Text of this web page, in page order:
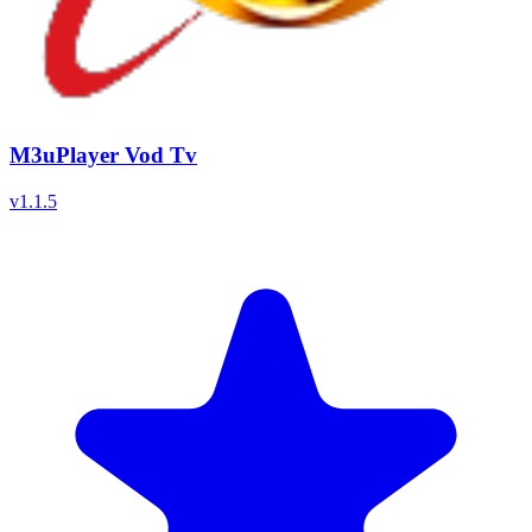
M3uPlayer Vod Tv
v1.1.5